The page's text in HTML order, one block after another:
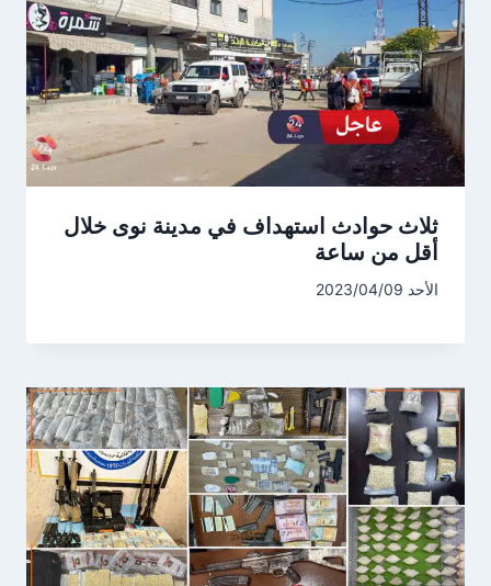
ثلاث حوادث استهداف في مدينة نوى خلال
أقل من ساعة
الأحد 2023/04/09